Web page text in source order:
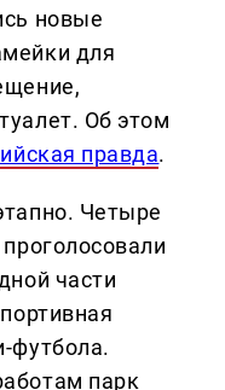
новые
для
Об этом
правда.
Четыре
части
футбола.
парк